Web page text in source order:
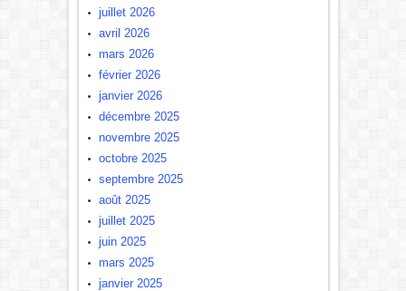
juillet 2026
avril 2026
mars 2026
février 2026
janvier 2026
décembre 2025
novembre 2025
octobre 2025
septembre 2025
août 2025
juillet 2025
juin 2025
mars 2025
janvier 2025